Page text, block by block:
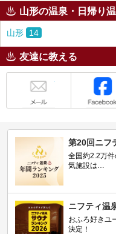
山形の温泉・日帰り
山形 14
友達に教える
第20回ニフ
全国約2.2万
気施設は…
ニフティ温
おふろ好きユ
決定！